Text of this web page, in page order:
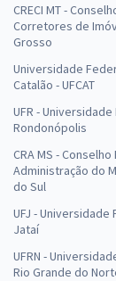
CRECI MT -
Corretores de
Grosso
Universidade
Catalão - UFCAT
UFR -
Rondonópolis
CRA MS -
Administração do
do Sul
UFJ - Universidade
Jataí
UFRN -
Rio Grande do